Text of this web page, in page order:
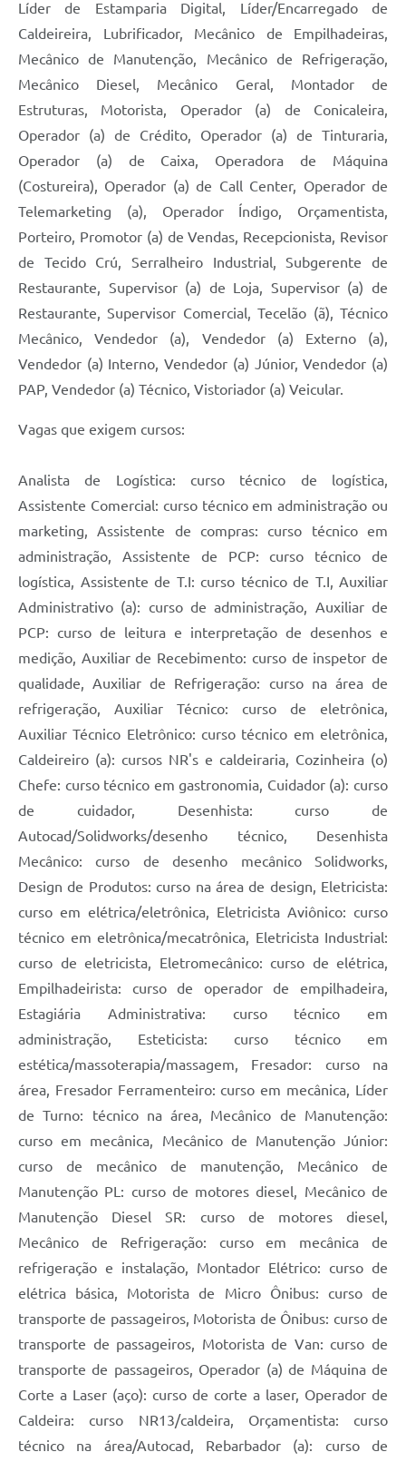
Líder de Estamparia Digital, Líder/Encarregado de
Caldeireira, Lubrificador, Mecânico de Empilhadeiras,
Mecânico de Manutenção, Mecânico de Refrigeração,
Mecânico Diesel, Mecânico Geral, Montador de
Estruturas, Motorista, Operador (a) de Conicaleira,
Operador (a) de Crédito, Operador (a) de Tinturaria,
Operador (a) de Caixa, Operadora de Máquina
(Costureira), Operador (a) de Call Center, Operador de
Telemarketing (a), Operador Índigo, Orçamentista,
Porteiro, Promotor (a) de Vendas, Recepcionista, Revisor
de Tecido Crú, Serralheiro Industrial, Subgerente de
Restaurante, Supervisor (a) de Loja, Supervisor (a) de
Restaurante, Supervisor Comercial, Tecelão (ã), Técnico
Mecânico, Vendedor (a), Vendedor (a) Externo (a),
Vendedor (a) Interno, Vendedor (a) Júnior, Vendedor (a)
PAP, Vendedor (a) Técnico, Vistoriador (a) Veicular.
Vagas que exigem cursos:
Analista de Logística: curso técnico de logística,
Assistente Comercial: curso técnico em administração ou
marketing, Assistente de compras: curso técnico em
administração, Assistente de PCP: curso técnico de
logística, Assistente de T.I: curso técnico de T.I, Auxiliar
Administrativo (a): curso de administração, Auxiliar de
PCP: curso de leitura e interpretação de desenhos e
medição, Auxiliar de Recebimento: curso de inspetor de
qualidade, Auxiliar de Refrigeração: curso na área de
refrigeração, Auxiliar Técnico: curso de eletrônica,
Auxiliar Técnico Eletrônico: curso técnico em eletrônica,
Caldeireiro (a): cursos NR's e caldeiraria, Cozinheira (o)
Chefe: curso técnico em gastronomia, Cuidador (a): curso
de cuidador, Desenhista: curso de
Autocad/Solidworks/desenho técnico, Desenhista
Mecânico: curso de desenho mecânico Solidworks,
Design de Produtos: curso na área de design, Eletricista:
curso em elétrica/eletrônica, Eletricista Aviônico: curso
técnico em eletrônica/mecatrônica, Eletricista Industrial:
curso de eletricista, Eletromecânico: curso de elétrica,
Empilhadeirista: curso de operador de empilhadeira,
Estagiária Administrativa: curso técnico em
administração, Esteticista: curso técnico em
estética/massoterapia/massagem, Fresador: curso na
área, Fresador Ferramenteiro: curso em mecânica, Líder
de Turno: técnico na área, Mecânico de Manutenção:
curso em mecânica, Mecânico de Manutenção Júnior:
curso de mecânico de manutenção, Mecânico de
Manutenção PL: curso de motores diesel, Mecânico de
Manutenção Diesel SR: curso de motores diesel,
Mecânico de Refrigeração: curso em mecânica de
refrigeração e instalação, Montador Elétrico: curso de
elétrica básica, Motorista de Micro Ônibus: curso de
transporte de passageiros, Motorista de Ônibus: curso de
transporte de passageiros, Motorista de Van: curso de
transporte de passageiros, Operador (a) de Máquina de
Corte a Laser (aço): curso de corte a laser, Operador de
Caldeira: curso NR13/caldeira, Orçamentista: curso
técnico na área/Autocad, Rebarbador (a): curso de